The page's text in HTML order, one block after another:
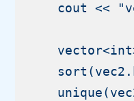
cout <<